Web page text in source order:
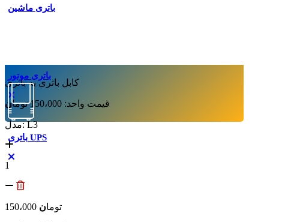
کابل باتری به باتری
قیمت واحد: 150،000 تومان
مدل: L3
1
150،000 تومان
باتری ماشین
باتری موتور
باتری UPS